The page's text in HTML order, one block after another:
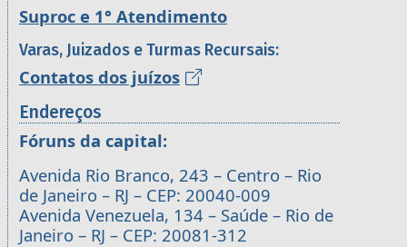
Suproc e 1° Atendimento
Varas, Juizados e Turmas Recursais:
Contatos dos juízos
Endereços
Fóruns da capital:
Avenida Rio Branco, 243 – Centro – Rio
de Janeiro – RJ – CEP: 20040-009
Avenida Venezuela, 134 – Saúde – Rio de
Janeiro – RJ – CEP: 20081-312